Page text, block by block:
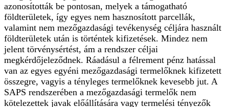
azonosították be pontosan, melyek a támogatható
földterületek, így egyes nem hasznosított parcellák,
valamint nem mezőgazdasági tevékenység céljára használt
földterületek után is történtek kifizetések. Mindez nem
jelent törvénysértést, ám a rendszer céljai
megkérdőjeleződnek. Ráadásul a félrement pénz hatással
van az egyes egyéni mezőgazdasági termelőknek kifizetett
összegre, vagyis a tényleges termelőknek kevesebb jut. A
SAPS rendszerében a mezőgazdasági termelők nem
kötelezettek javak előállítására vagy termelési tényezők